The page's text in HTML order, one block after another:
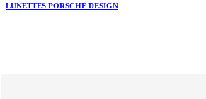
LUNETTES PORSCHE DESIGN